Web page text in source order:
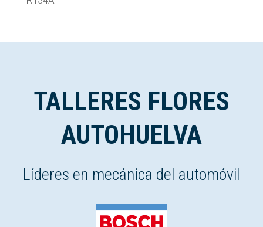
TALLERES FLORES
AUTOHUELVA
Líderes en mecánica del automóvil